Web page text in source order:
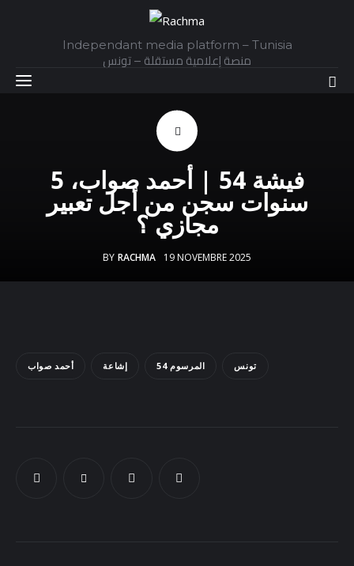
Independant media platform – Tunisia
منصة إعلامية مستقلة – تونس
فيشة 54 | أحمد صواب، 5
سنوات سجن من أجل تعبير
مجازي ؟
BY RACHMA 19 NOVEMBRE 2025
أحمد صواب إشاعة المرسوم 54 تونس